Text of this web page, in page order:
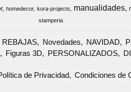
homedecor kora-projects manualidades
stamperia
REBAJAS Novedades NAVIDAD
Figuras 3D PERSONALIZADOS
de Privacidad Condiciones de